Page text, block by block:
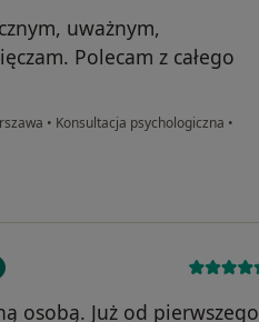
uważnym,
Polecam z całego
• Konsultacja psychologiczna •
osobą. Już od pierwszego